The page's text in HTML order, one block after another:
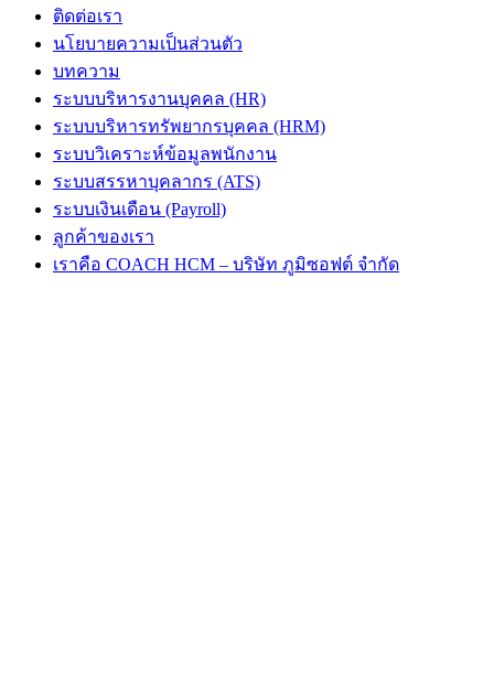
ติดต่อเรา
นโยบายความเป็นส่วนตัว
บทความ
ระบบบริหารงานบุคคล (HR)
ระบบบริหารทรัพยากรบุคคล (HRM)
ระบบวิเคราะห์ข้อมูลพนักงาน
ระบบสรรหาบุคลากร (ATS)
ระบบเงินเดือน (Payroll)
ลูกค้าของเรา
เราคือ COACH HCM – บริษัท ภูมิซอฟต์ จำกัด